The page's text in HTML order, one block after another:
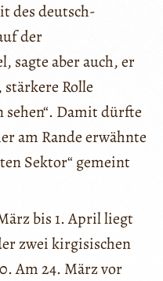
des deutsch-
der
sagte aber auch, er
Rolle
Damit dürfte
am Rande erwähnte
Sektor“ gemeint
bis 1. April liegt
zwei kirgisischen
Am 24. März vor